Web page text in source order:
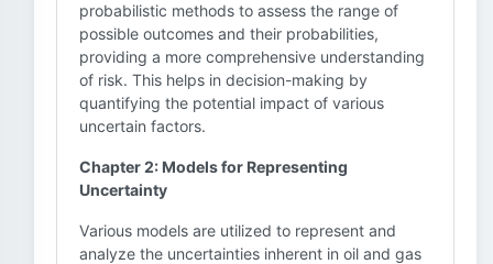
probabilistic methods to assess the range of
possible outcomes and their probabilities,
providing a more comprehensive understanding
of risk. This helps in decision-making by
quantifying the potential impact of various
uncertain factors.
Chapter 2: Models for Representing
Uncertainty
Various models are utilized to represent and
analyze the uncertainties inherent in oil and gas